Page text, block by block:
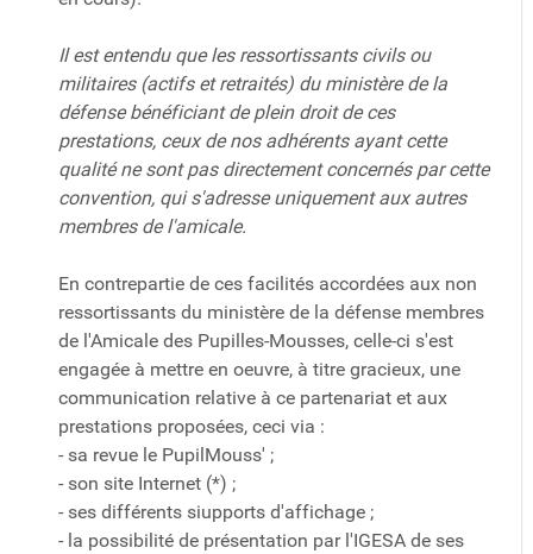
Il est entendu que les ressortissants civils ou
militaires (actifs et retraités) du ministère de la
défense bénéficiant de plein droit de ces
prestations, ceux de nos adhérents ayant cette
qualité ne sont pas directement concernés par cette
convention, qui s'adresse uniquement aux autres
membres de l'amicale.
En contrepartie de ces facilités accordées aux non
ressortissants du ministère de la défense membres
de l'Amicale des Pupilles-Mousses, celle-ci s'est
engagée à mettre en oeuvre, à titre gracieux, une
communication relative à ce partenariat et aux
prestations proposées, ceci via :
- sa revue le PupilMouss' ;
- son site Internet (*) ;
- ses différents siupports d'affichage ;
- la possibilité de présentation par l'IGESA de ses